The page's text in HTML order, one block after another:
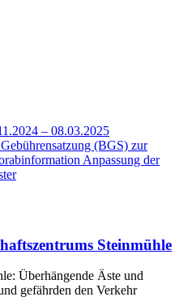
– 08.03.2025
(BGS) zur
Anpassung der
Steinmühle
Überhängende Äste und
gefährden den Verkehr